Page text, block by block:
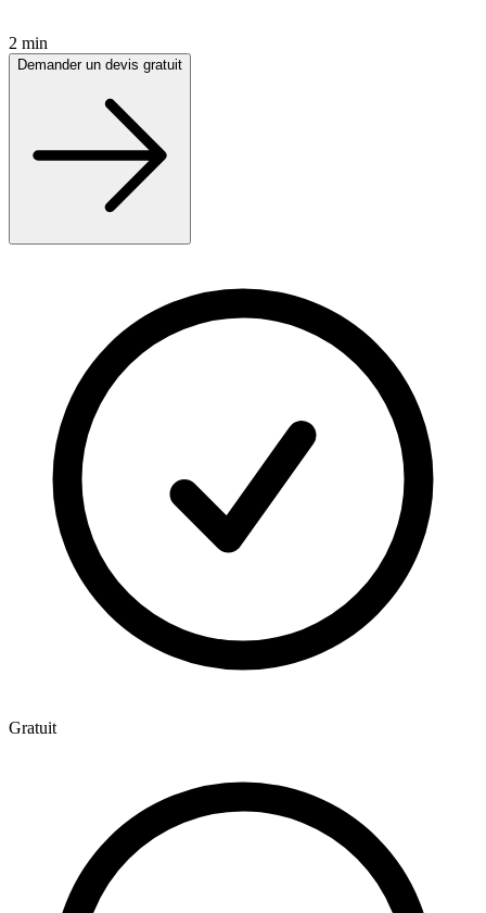
2 min
Demander un devis gratuit
Gratuit